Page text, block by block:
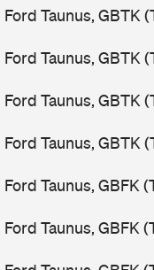
Ford Taunus, GBTK
Ford Taunus, GBTK
Ford Taunus, GBTK
Ford Taunus, GBTK
Ford Taunus, GBFK
Ford Taunus, GBFK